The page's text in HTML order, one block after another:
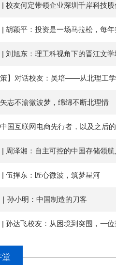
| 校友何定带领企业深圳千岸科技
胡颖平：投资是一场马拉松，每
| 刘旭东：理工科视角下的晋江文学
策】对话校友：吴培——从北理工
志不渝微波梦，绵绵不断北理情
国互联网电商先行者，以及之后
周泽湘：自主可控的中国存储领航
| 伍捍东：匠心微波，筑梦星河
孙小明：中国制造的刀客
孙达飞校友：从困境到突围，一